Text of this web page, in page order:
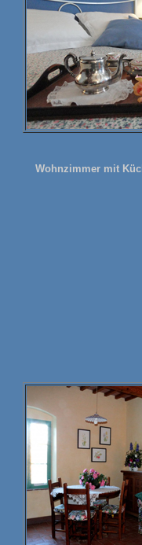
Wohnzimmer mit